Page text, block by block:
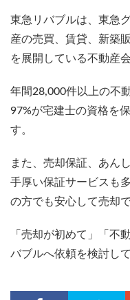
東急リバブルは、東急
産の売買、賃貸、新築
を展開している不動産
年間28,000件以上の不
97%が宅建士の資格を
す。
また、売却保証、あん
手厚い保証サービスも
の方でも安心して売却で
「売却が初めて」「不
バブルへ依頼を検討し